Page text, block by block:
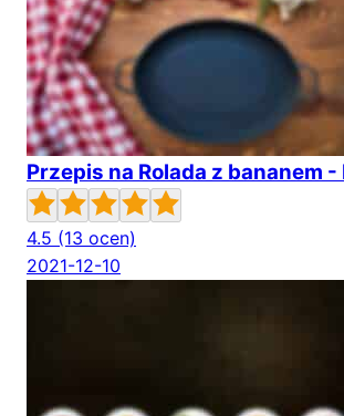
Przepis na Rolada z bananem -
4.5 (13 ocen)
2021-12-10